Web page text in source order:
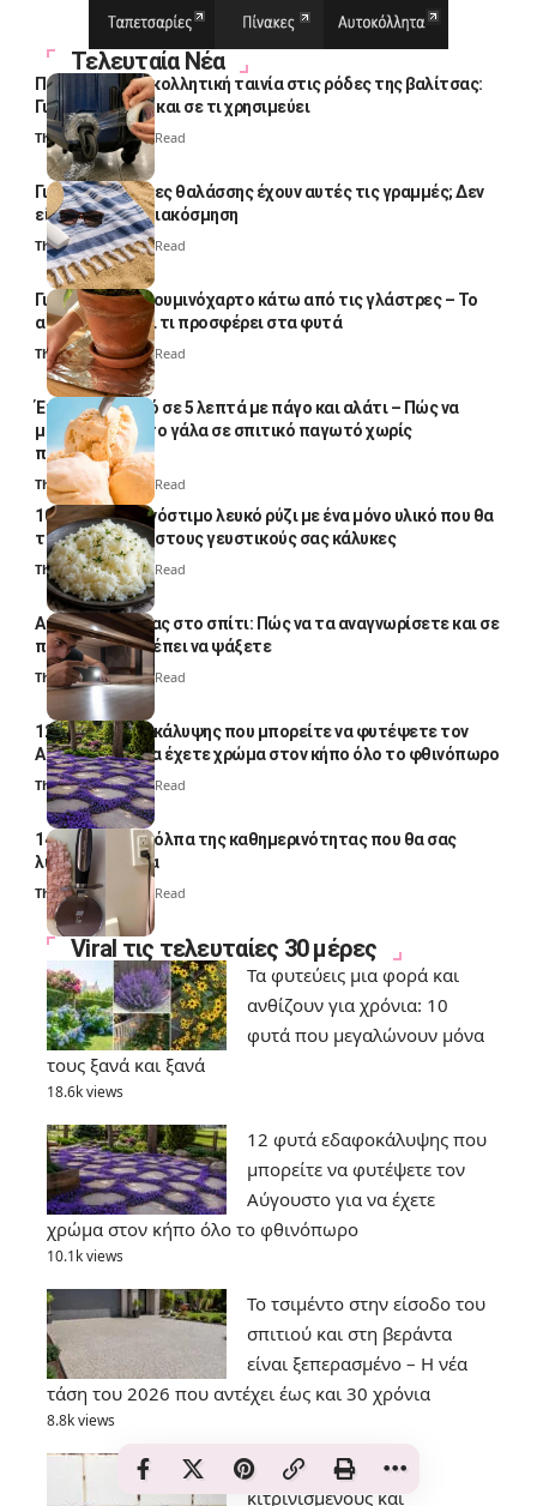
Τελευταία Νέα
Πολλοί βάζουν κολλητική ταινία στις ρόδες της βαλίτσας:
Γιατί το κάνουν και σε τι χρησιμεύει
Thali Ombre4 Min Read
Γιατί οι πετσέτες θαλάσσης έχουν αυτές τις γραμμές; Δεν
είναι μόνο για διακόσμηση
Thali Ombre5 Min Read
Γιατί βάζουν αλουμινόχαρτο κάτω από τις γλάστρες – Το
απλό κόλπο και τι προσφέρει στα φυτά
Thali Ombre4 Min Read
Έτοιμο παγωτό σε 5 λεπτά με πάγο και αλάτι – Πώς να
μετατρέψετε το γάλα σε σπιτικό παγωτό χωρίς
παγωτομηχανή
Thali Ombre 4 Min Read
10 φορές ποιο νόστιμο λευκό ρύζι με ένα μόνο υλικό που θα
το απογειώσει στους γευστικούς σας κάλυκες
Thali Ombre4 Min Read
Αυγά κατσαρίδας στο σπίτι: Πώς να τα αναγνωρίσετε και σε
ποια σημεία πρέπει να ψάξετε
Thali Ombre4 Min Read
12 φυτά εδαφοκάλυψης που μπορείτε να φυτέψετε τον
Αύγουστο για να έχετε χρώμα στον κήπο όλο το φθινόπωρο
Thali Ombre7 Min Read
14 πανέξυπνα κόλπα της καθημερινότητας που θα σας
λύσουν τα χέρια
Thali Ombre 6 Min Read
Viral τις τελευταίες 30 μέρες
Τα φυτεύεις μια φορά και
ανθίζουν για χρόνια: 10
φυτά που μεγαλώνουν μόνα
τους ξανά και ξανά
18.6k views
12 φυτά εδαφοκάλυψης που
μπορείτε να φυτέψετε τον
Αύγουστο για να έχετε
χρώμα στον κήπο όλο το φθινόπωρο
10.1k views
Το τσιμέντο στην είσοδο του
σπιτιού και στη βεράντα
είναι ξεπερασμένο – Η νέα
τάση του 2026 που αντέχει έως και 30 χρόνια
8.8k views
Πες αντίο στους
κιτρινισμένους και